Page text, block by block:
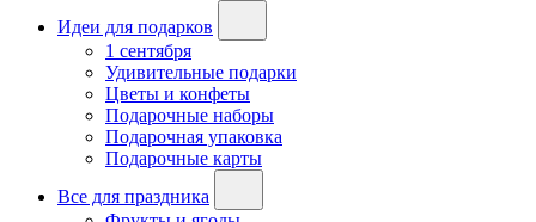
Идеи для подарков
1 сентября
Удивительные подарки
Цветы и конфеты
Подарочные наборы
Подарочная упаковка
Подарочные карты
Все для праздника